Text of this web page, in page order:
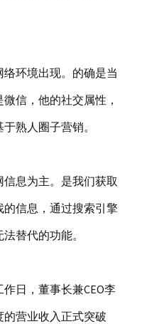
环境出现。的确是当
信，他的社交属性，
熟人圈子营销。
息为主。是我们获取
信息，通过搜索引擎
替代的功能。
日，董事长兼CEO李
的营业收入正式突破